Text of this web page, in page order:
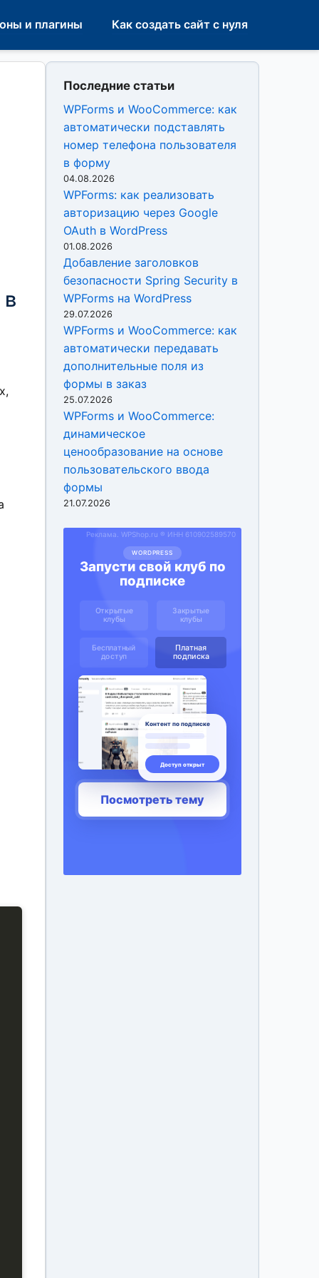
и плагины Как создать сайт с нуля
Последние статьи
WPForms и WooCommerce: как
автоматически подставлять
номер телефона пользователя
в форму
04.08.2026
WPForms: как реализовать
авторизацию через Google
OAuth в WordPress
01.08.2026
Добавление заголовков
безопасности Spring Security в
WPForms на WordPress
29.07.2026
WPForms и WooCommerce: как
автоматически передавать
дополнительные поля из
формы в заказ
25.07.2026
WPForms и WooCommerce:
динамическое
ценообразование на основе
пользовательского ввода
формы
21.07.2026